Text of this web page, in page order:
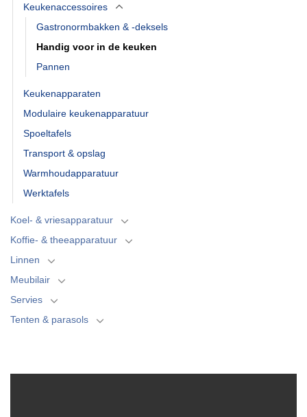
Keukenaccessoires
Gastronormbakken & -deksels
Handig voor in de keuken
Pannen
Keukenapparaten
Modulaire keukenapparatuur
Spoeltafels
Transport & opslag
Warmhoudapparatuur
Werktafels
Koel- & vriesapparatuur
Koffie- & theeapparatuur
Linnen
Meubilair
Servies
Tenten & parasols